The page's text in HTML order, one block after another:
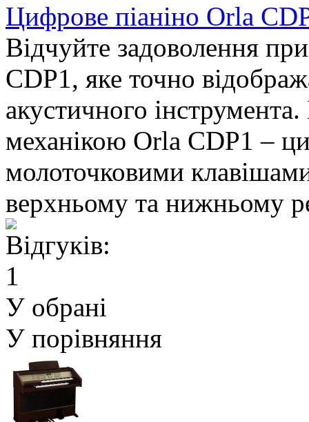
Цифрове піаніно Orla
Відчуйте задоволення
CDP1, яке точно
акустичного
механікою Orla CDP1 –
молоточковими
верхньому та нижньому
У обрані
У порівняння